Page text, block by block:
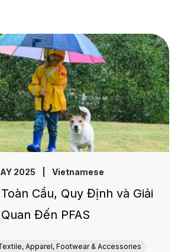
2025 Vietnamese
Cầu, Quy Định và Giải
Đến PFAS
Apparel, Footwear & Accessories